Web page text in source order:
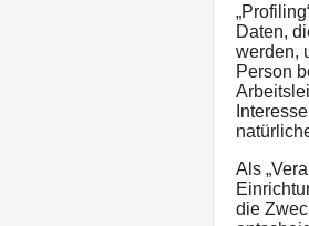
Daten,
werden,
Person
Als
die